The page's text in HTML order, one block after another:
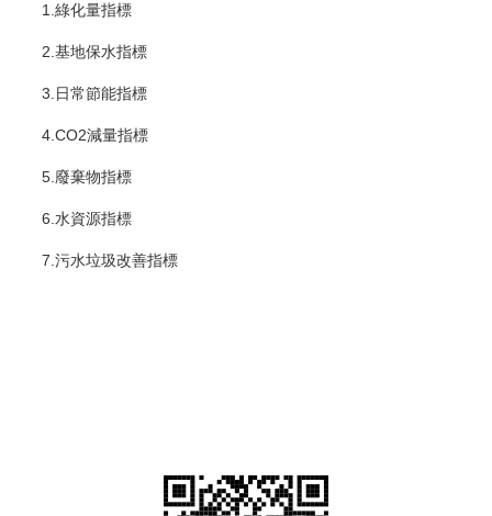
1.綠化量指標
2.基地保水指標
3.日常節能指標
4.CO2減量指標
5.廢棄物指標
6.水資源指標
7.污水垃圾改善指標